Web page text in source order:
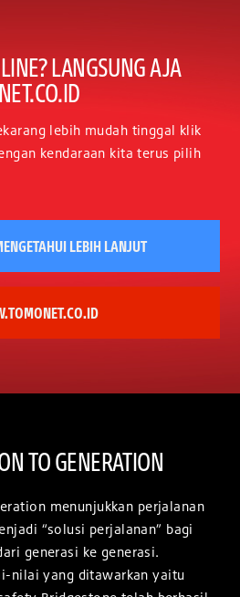
LANGSUNG AJA
lebih mudah tinggal klik
kendaraan kita terus pilih
LEBIH LANJUT
TO GENERATION
menunjukkan perjalanan
“solusi perjalanan” bagi
generasi ke generasi.
nilai yang ditawarkan yaitu